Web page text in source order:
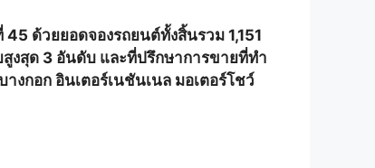
ด้วยยอดจองรถยนต์ทั้งสิ้นรวม 1,151
งสุด 3 อันดับ และที่ปรึกษาการขายที่ทำ
งกอก อินเตอร์เนชันเนล มอเตอร์โชว์